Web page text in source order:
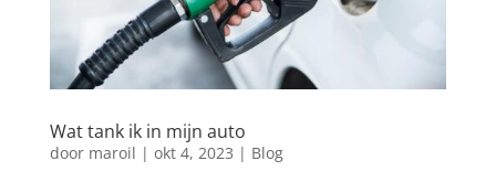
Wat tank ik in mijn auto
door maroil | okt 4, 2023 | Blog